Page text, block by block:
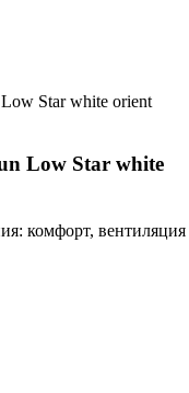
Star white orient
Low Star white
комфорт, вентиляция